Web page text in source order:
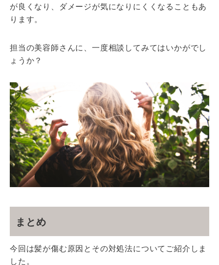
が良くなり、ダメージが気になりにくくなることもあ
ります。
担当の美容師さんに、一度相談してみてはいかがでし
ょうか？
まとめ
今回は髪が傷む原因とその対処法についてご紹介しま
した。